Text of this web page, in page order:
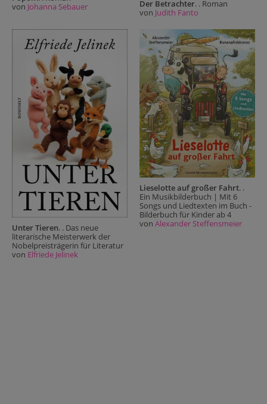
von Johanna Sebauer Der Betrachter. . Roman
von Judith Fanto
Unter Tieren. . Das neue
literarische Meisterwerk der
Nobelpreisträgerin für Literatur
von Elfriede Jelinek
Lieselotte auf großer Fahrt. .
Ein Musikbilderbuch | Mit 6
Songs und Liedtexten im Buch -
Bilderbuch für Kinder ab 4
von Alexander Steffensmeier